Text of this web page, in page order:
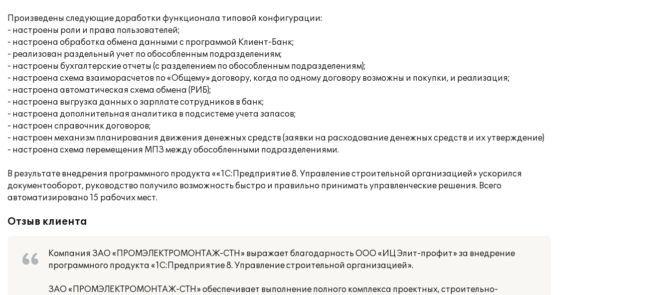
Произведены следующие доработки функционала типовой конфигурации:
- настроены роли и права пользователей;
- настроена обработка обмена данными с программой Клиент-Банк;
- реализован раздельный учет по обособленным подразделениям;
- настроены бухгалтерские отчеты (с разделением по обособленным подразделениям);
- настроена схема взаиморасчетов по «Общему» договору, когда по одному договору возможны и покупки, и реализация;
- настроена автоматическая схема обмена (РИБ);
- настроена выгрузка данных о зарплате сотрудников в банк;
- настроена дополнительная аналитика в подсистеме учета запасов;
- настроен справочник договоров;
- настроен механизм планирования движения денежных средств (заявки на расходование денежных средств и их утверждение)
- настроена схема перемещения МПЗ между обособленными подразделениями.
В результате внедрения программного продукта ««1С:Предприятие 8. Управление строительной организацией» ускорился
документооборот, руководство получило возможность быстро и правильно принимать управленческие решения. Всего
автоматизировано 15 рабочих мест.
Отзыв клиента
Компания ЗАО «ПРОМЭЛЕКТРОМОНТАЖ-СТН» выражает благодарность ООО «ИЦ Элит-профит» за внедрение
программного продукта «1С:Предприятие 8. Управление строительной организацией».
ЗАО «ПРОМЭЛЕКТРОМОНТАЖ-СТН» обеспечивает выполнение полного комплекса проектных, строительно-